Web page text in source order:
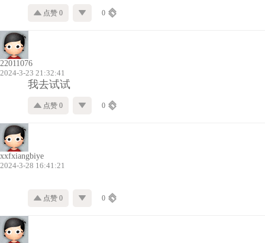
点赞 0 0
22011076
2024-3-23 21:32:41
我去试试
点赞 0 0
xxfxiangbiye
2024-3-28 16:41:21
点赞 0 0